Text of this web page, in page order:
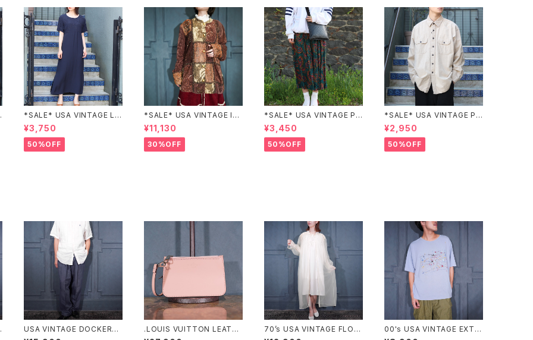
*SALE* USA VINTAGE LIZ
claiborne EMBROIDERY
DESIGN NAVY ONE PIEC
E/アメリカ古着刺繍デザイン
ネイビーワンピース
¥3,750
50%OFF
*SALE* USA VINTAGE Ind
igo moon PATCHWORK E
MBROIDERY DESIGN JAC
KET/アメリカ古着パッチワー
ク刺繍ジャケット
¥11,130
30%OFF
*SALE* USA VINTAGE PAI
SLEY PATTERNED DESIG
N SKIRT/アメリカ古着ペイズ
リー柄デザインスカート
¥3,450
50%OFF
*SALE* USA VINTAGE PO
CKET DESIGN SHIRT/アメ
リカ古着ポケットデザインシャ
ツ
¥2,950
50%OFF
USA VINTAGE DOCKERS
PREMIUM TUCK DESIGN
.LOUIS VUITTON LEATHE
R PORCH/ルイヴィトンマヒ
70’s USA VINTAGE FLOW
ER EMBROIDERY LACE D
00's USA VINTAGE EXTR
A Elements PAINT DESIG